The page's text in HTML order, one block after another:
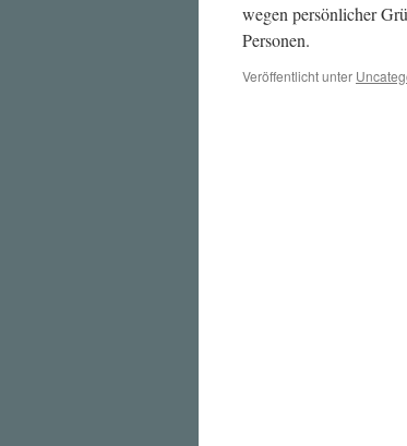
wegen persönlicher
Personen.
Veröffentlicht unter